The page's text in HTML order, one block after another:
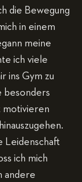
die Bewegung
in einem
meine
ich viele
ins Gym zu
besonders
motivieren
Leidenschaft
ich mich
andere